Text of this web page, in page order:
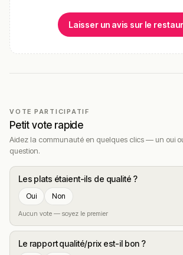
Laisser un avis sur le
VOTE PARTICIPATIF
Petit vote rapide
Aidez la communauté en quelques clics — un oui
question.
Les plats étaient-ils de qualité ?
Oui Non
Aucun vote — soyez le premier
Le rapport qualité/prix est-il bon ?